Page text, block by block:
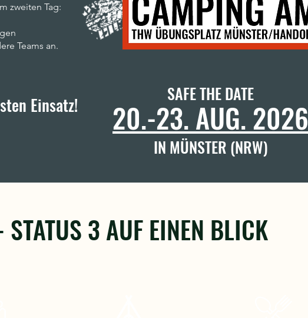
zweiten Tag:
Teams an.
Einsatz! SAFE THE DATE
20.-23. AUG. 2026
IN MÜNSTER (NRW)
3 AUF EINEN BLICK